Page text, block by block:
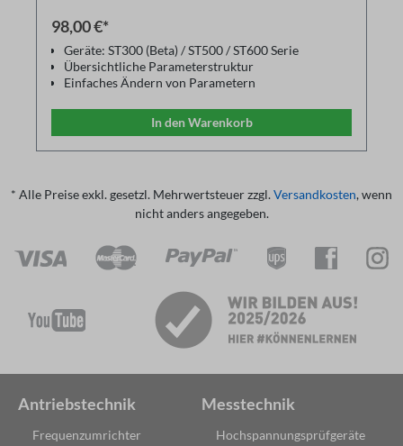
98,00 €*
Geräte: ST300 (Beta) / ST500 / ST600 Serie
Übersichtliche Parameterstruktur
Einfaches Ändern von Parametern
einen Drucker ausgedruckt werden
Gespeicherte Parameter Dateien können als
Backup wieder geladen werden
In den Warenkorb
* Alle Preise exkl. gesetzl. Mehrwertsteuer zzgl. Versandkosten, wenn
nicht anders angegeben.
Antriebstechnik
Frequenzumrichter
Messtechnik
Hochspannungsprüfgeräte